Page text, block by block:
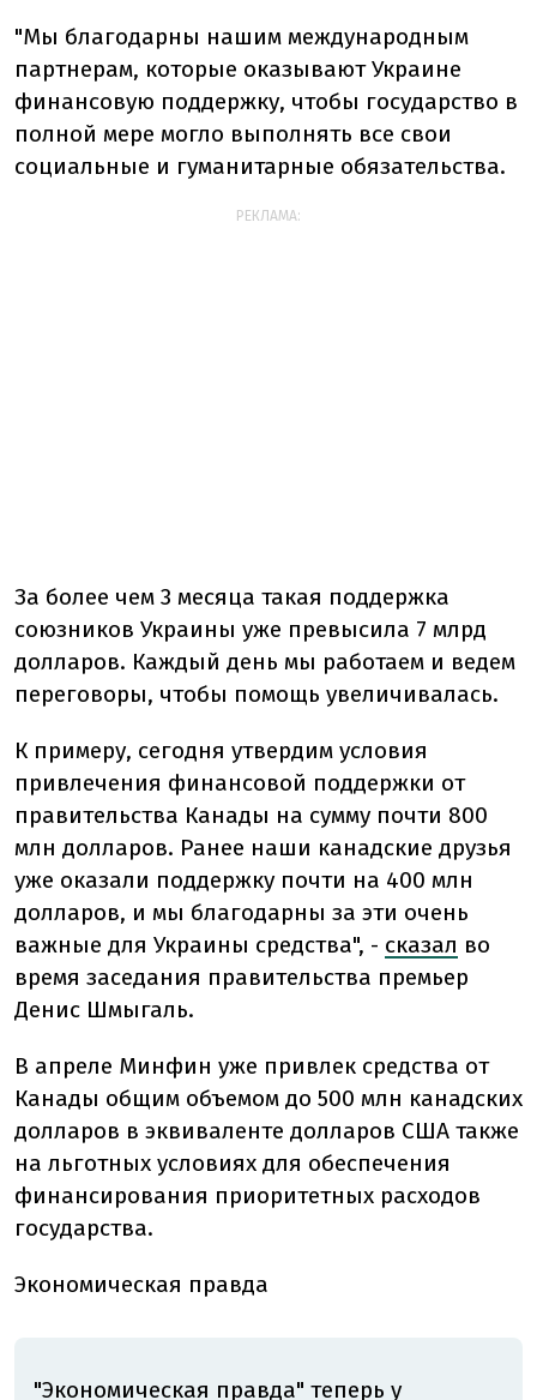
"Мы благодарны нашим международным
партнерам, которые оказывают Украине
финансовую поддержку, чтобы государство в
полной мере могло выполнять все свои
социальные и гуманитарные обязательства.
РЕКЛАМА:
За более чем 3 месяца такая поддержка
союзников Украины уже превысила 7 млрд
долларов. Каждый день мы работаем и ведем
переговоры, чтобы помощь увеличивалась.
К примеру, сегодня утвердим условия
привлечения финансовой поддержки от
правительства Канады на сумму почти 800
млн долларов. Ранее наши канадские друзья
уже оказали поддержку почти на 400 млн
долларов, и мы благодарны за эти очень
важные для Украины средства", - сказал во
время заседания правительства премьер
Денис Шмыгаль.
В апреле Минфин уже привлек средства от
Канады общим объемом до 500 млн канадских
долларов в эквиваленте долларов США также
на льготных условиях для обеспечения
финансирования приоритетных расходов
государства.
Экономическая правда
"Экономическая правда" теперь у